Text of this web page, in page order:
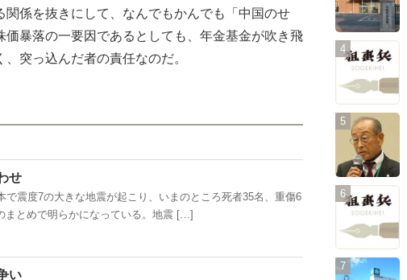
関係を抜きにして、なんでもかんでも「中国のせ
暴落の一要因であるとしても、年金基金が吹き飛
なく、突っ込んだ者の責任なのだ。
せ
震度7の大きな地震が起こり、いまのところ死者35名、重傷6
まとめで明らかになっている。地震 […]
い